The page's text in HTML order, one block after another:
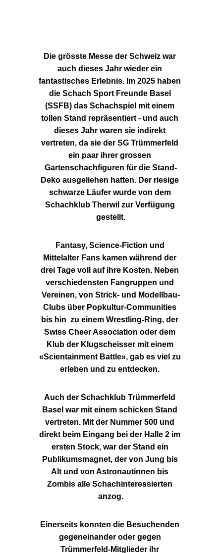
Die grösste Messe der Schweiz war
auch dieses Jahr wieder ein
fantastisches Erlebnis. Im 2025 haben
die Schach Sport Freunde Basel
(SSFB) das Schachspiel mit einem
tollen Stand repräsentiert - und auch
dieses Jahr waren sie indirekt
vertreten, da sie der SG Trümmerfeld
ein paar ihrer grossen
Gartenschachfiguren für die Stand-
Deko ausgeliehen hatten. Der riesige
schwarze Läufer wurde von dem
Schachklub Therwil zur Verfügung
gestellt.
Fantasy, Science-Fiction und
Mittelalter Fans kamen während der
drei Tage voll auf ihre Kosten. Neben
verschiedensten Fangruppen und
Vereinen, von Strick- und Modellbau-
Clubs über Popkultur-Communities
bis hin  zu einem Wrestling-Ring, der
Swiss Cheer Association oder dem
Klub der Klugscheisser mit einem
«Scientainment Battle», gab es viel zu
erleben und zu entdecken.
Auch der Schachklub Trümmerfeld
Basel war mit einem schicken Stand
vertreten. Mit der Nummer 500 und
direkt beim Eingang bei der Halle 2 im
ersten Stock, war der Stand ein
Publikumsmagnet, der von Jung bis
Alt und von Astronautinnen bis
Zombis alle Schachinteressierten
anzog.
Einerseits konnten die Besuchenden
gegeneinander oder gegen
Trümmerfeld-Mitglieder ihr